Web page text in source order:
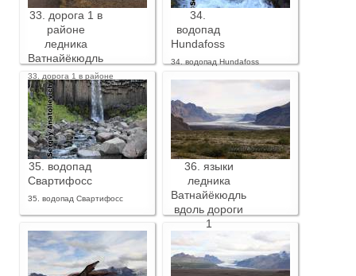
33. дорога 1 в
районе
ледника
Ватнайёкюдль
33. дорога 1 в районе
ледника Ватнайёкюдль
34.
водопад
Hundafoss
34. водопад Hundafoss
35. водопад
Свартифосс
35. водопад Свартифосс
36. языки
ледника
Ватнайёкюдль
вдоль дороги
1
36. языки ледника
Ватнайёкюдль вдоль дороги 1